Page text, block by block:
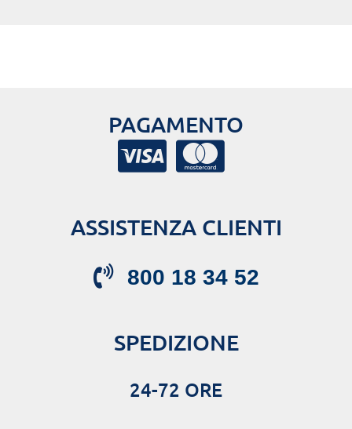
PAGAMENTO
ASSISTENZA CLIENTI
800 18 34 52
SPEDIZIONE
24-72 ORE